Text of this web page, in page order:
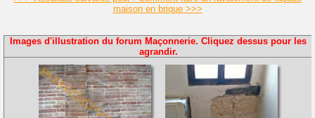
maison en brique >>>
Images d'illustration du forum Maçonnerie. Cliquez dessus pour les
agrandir.